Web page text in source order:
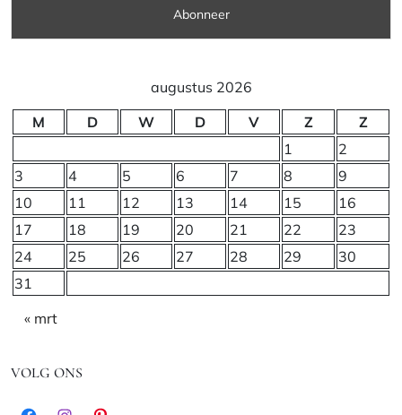
augustus 2026
M
D W D V Z
Z
1
2
3
4 5 6 7 8
9
10
11 12 13 14 15
16
17
18 19 20 21 22
23
24
25 26 27 28 29
30
31
« mrt
VOLG ONS